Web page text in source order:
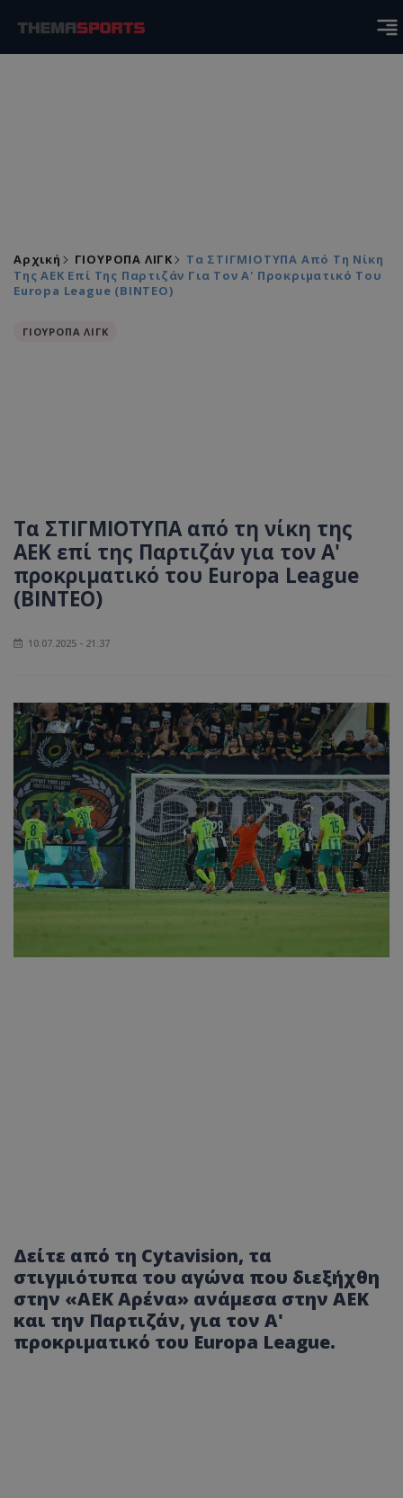
Αρχική ΓΙΟΥΡΟΠΑ ΛΙΓΚ
Τα ΣΤΙΓΜΙΟΤΥΠΑ Από Τη Νίκη
Της ΑΕΚ Επί Της Παρτιζάν Για Τον Α' Προκριματικό Του
Europa League (ΒΙΝΤΕΟ)
ΓΙΟΥΡΟΠΑ ΛΙΓΚ
Τα ΣΤΙΓΜΙΟΤΥΠΑ από τη νίκη της
ΑΕΚ επί της Παρτιζάν για τον Α'
προκριματικό του Europa League
(ΒΙΝΤΕΟ)
10.07.2025 - 21:37
Δείτε από τη Cytavision, τα
στιγμιότυπα του αγώνα που διεξήχθη
στην «ΑΕΚ Αρένα» ανάμεσα στην ΑΕΚ
και την Παρτιζάν, για τον Α'
προκριματικό του Europa League.